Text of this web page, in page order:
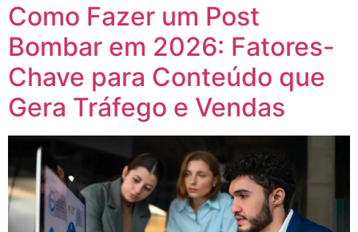
Como Fazer um Post
Bombar em 2026: Fatores-
Chave para Conteúdo que
Gera Tráfego e Vendas